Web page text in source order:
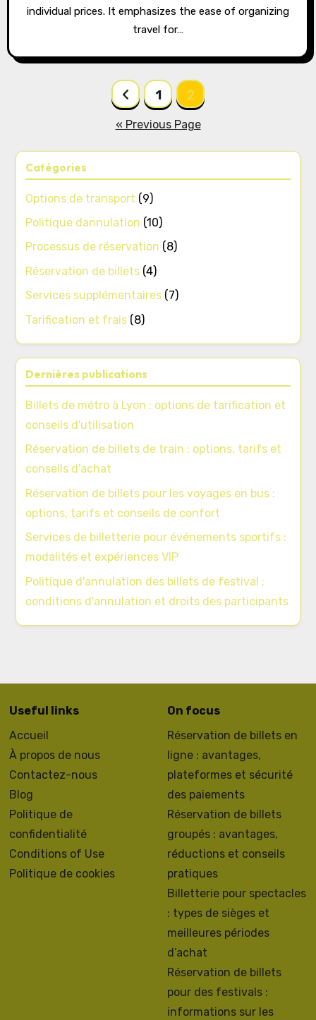
individual prices. It emphasizes the ease of organizing
travel for…
pagination
1 2
« Previous Page
Catégories
Options de transport (9)
Politique dannulation (10)
Processus de réservation (8)
Réservation de billets (4)
Services supplémentaires (7)
Tarification et frais (8)
Dernières publications
Billets de métro à Lyon : options de tarification et
conseils d'utilisation
Réservation de billets de train : options, tarifs et
conseils d'achat
Réservation de billets pour les voyages en bus :
options, tarifs et conseils de confort
Services de billetterie pour événements sportifs :
modalités et expériences VIP
Politique d'annulation des billets de festival :
conditions d'annulation et droits des participants
Useful links
Accueil
À propos de nous
Contactez-nous
Blog
Politique de
confidentialité
Conditions of Use
Politique de cookies
On focus
Réservation de billets en
ligne : avantages,
plateformes et sécurité
des paiements
Réservation de billets
groupés : avantages,
réductions et conseils
pratiques
Billetterie pour spectacles
: types de sièges et
meilleures périodes
d’achat
Réservation de billets
pour des festivals :
informations sur les